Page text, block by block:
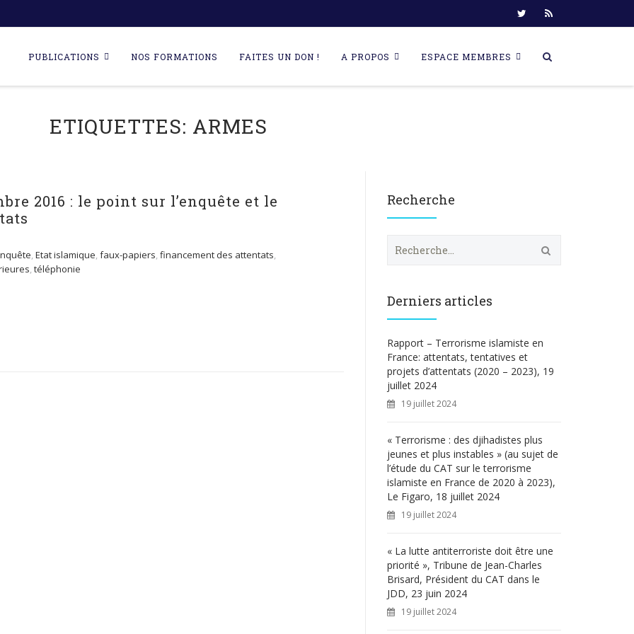
content
PUBLICATIONS NOS FORMATIONS FAITES UN DON ! A PROPOS ESPACE MEMBRES
ETIQUETTES: ARMES
2016 : le point sur l’enquête et le
, Etat islamique, faux-papiers, financement des attentats,
, téléphonie
Recherche
e
h
e
r
:
Derniers articles
Rapport – Terrorisme islamiste en
France: attentats, tentatives et
projets d’attentats (2020 – 2023), 19
juillet 2024
19 juillet 2024
« Terrorisme : des djihadistes plus
jeunes et plus instables » (au sujet de
l’étude du CAT sur le terrorisme
islamiste en France de 2020 à 2023),
Le Figaro, 18 juillet 2024
19 juillet 2024
« La lutte antiterroriste doit être une
priorité », Tribune de Jean-Charles
Brisard, Président du CAT dans le
JDD, 23 juin 2024
19 juillet 2024